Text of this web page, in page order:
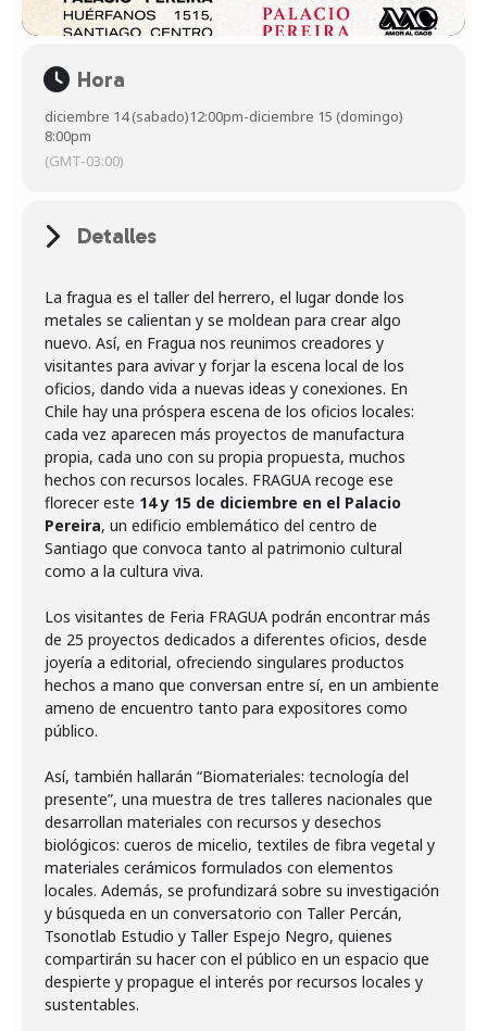
Hora
diciembre 14 (sabado)12:00pm-diciembre 15 (domingo)
8:00pm
(GMT-03:00)
Detalles
La fragua es el taller del herrero, el lugar donde los
metales se calientan y se moldean para crear algo
nuevo. Así, en Fragua nos reunimos creadores y
visitantes para avivar y forjar la escena local de los
oficios, dando vida a nuevas ideas y conexiones. En
Chile hay una próspera escena de los oficios locales:
cada vez aparecen más proyectos de manufactura
propia, cada uno con su propia propuesta, muchos
hechos con recursos locales. FRAGUA recoge ese
florecer este 14 y 15 de diciembre en el Palacio
Pereira, un edificio emblemático del centro de
Santiago que convoca tanto al patrimonio cultural
como a la cultura viva.
Los visitantes de Feria FRAGUA podrán encontrar más
de 25 proyectos dedicados a diferentes oficios, desde
joyería a editorial, ofreciendo singulares productos
hechos a mano que conversan entre sí, en un ambiente
ameno de encuentro tanto para expositores como
público.
Así, también hallarán “Biomateriales: tecnología del
presente”, una muestra de tres talleres nacionales que
desarrollan materiales con recursos y desechos
biológicos: cueros de micelio, textiles de fibra vegetal y
materiales cerámicos formulados con elementos
locales. Además, se profundizará sobre su investigación
y búsqueda en un conversatorio con Taller Percán,
Tsonotlab Estudio y Taller Espejo Negro, quienes
compartirán su hacer con el público en un espacio que
despierte y propague el interés por recursos locales y
sustentables.